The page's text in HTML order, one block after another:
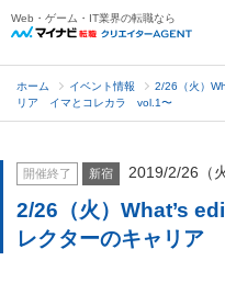
Web・ゲーム・IT業界の転職なら
ホーム イベント情報
2/26（火）
リア イマとコレカラ vol.1〜
開催終了 新宿 2019/2/26（火
2/26（火）What’s
レクターのキャリ